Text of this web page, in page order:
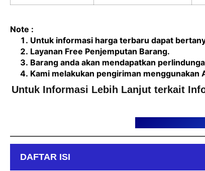
Note :
Untuk informasi harga terbaru dapat
Layanan Free Penjemputan Barang.
Barang anda akan mendapatkan
Kami melakukan pengiriman menggunakan
Untuk Informasi Lebih Lanjut terkait
DAFTAR ISI